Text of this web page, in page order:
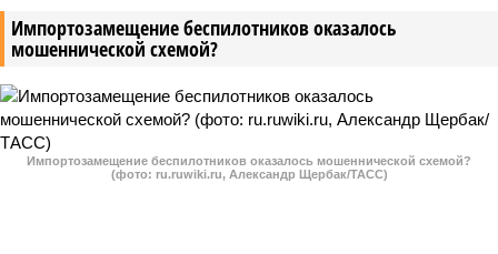
Импортозамещение беспилотников оказалось
мошеннической схемой?
Импортозамещение беспилотников оказалось мошеннической схемой?
(фото: ru.ruwiki.ru, Александр Щербак/ТАСС)